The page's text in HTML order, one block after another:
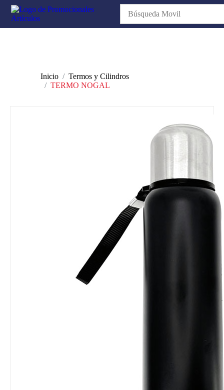
Inicio
Termos y Cilindros
TERMO NOGAL